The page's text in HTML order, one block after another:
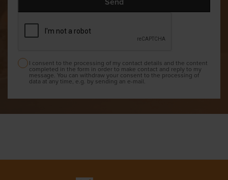
I consent to the processing of my contact details and the content
completed in the form in order to make contact and reply to my
message. You can withdraw your consent to the processing of
data at any time, e.g. by sending an e-mail.